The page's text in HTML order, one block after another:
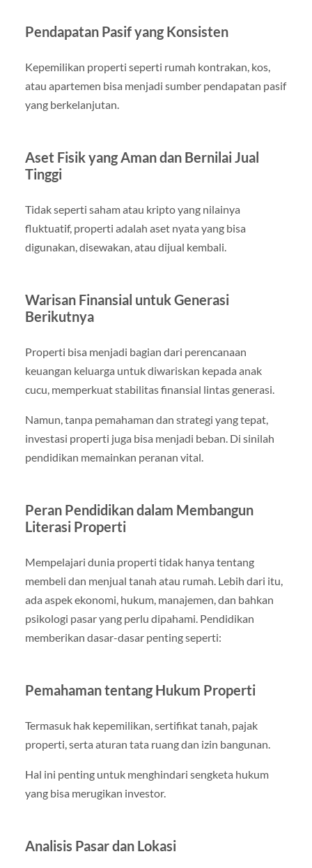
Pendapatan Pasif yang Konsisten
Kepemilikan properti seperti rumah kontrakan, kos,
atau apartemen bisa menjadi sumber pendapatan pasif
yang berkelanjutan.
Aset Fisik yang Aman dan Bernilai Jual
Tinggi
Tidak seperti saham atau kripto yang nilainya
fluktuatif, properti adalah aset nyata yang bisa
digunakan, disewakan, atau dijual kembali.
Warisan Finansial untuk Generasi
Berikutnya
Properti bisa menjadi bagian dari perencanaan
keuangan keluarga untuk diwariskan kepada anak
cucu, memperkuat stabilitas finansial lintas generasi.
Namun, tanpa pemahaman dan strategi yang tepat,
investasi properti juga bisa menjadi beban. Di sinilah
pendidikan memainkan peranan vital.
Peran Pendidikan dalam Membangun
Literasi Properti
Mempelajari dunia properti tidak hanya tentang
membeli dan menjual tanah atau rumah. Lebih dari itu,
ada aspek ekonomi, hukum, manajemen, dan bahkan
psikologi pasar yang perlu dipahami. Pendidikan
memberikan dasar-dasar penting seperti:
Pemahaman tentang Hukum Properti
Termasuk hak kepemilikan, sertifikat tanah, pajak
properti, serta aturan tata ruang dan izin bangunan.
Hal ini penting untuk menghindari sengketa hukum
yang bisa merugikan investor.
Analisis Pasar dan Lokasi